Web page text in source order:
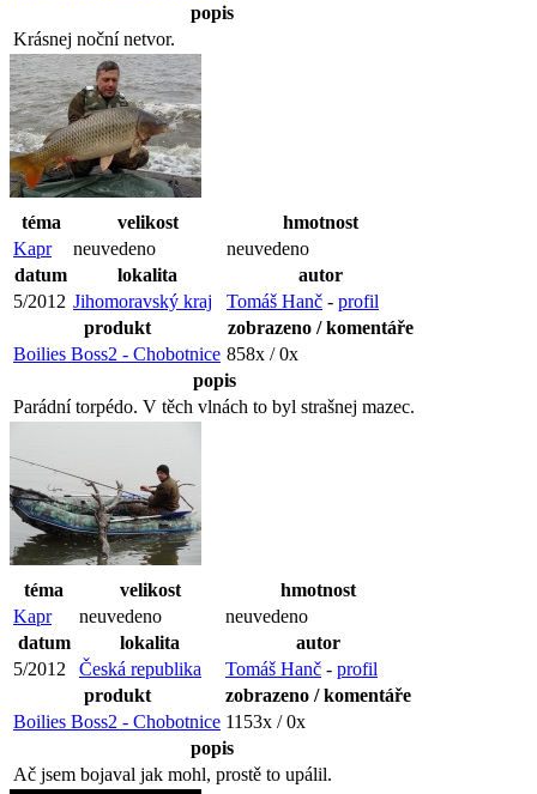
popis
Krásnej noční netvor.
téma velikost
hmotnost
Kapr
neuvedeno
neuvedeno
datum
lokalita
autor
5/2012 Jihomoravský kraj Tomáš Hanč - profil
produkt
zobrazeno / komentáře
Boilies Boss2 - Chobotnice 858x / 0x
popis
Parádní torpédo. V těch vlnách to byl strašnej mazec.
téma velikost
hmotnost
Kapr
neuvedeno
neuvedeno
datum
lokalita
autor
5/2012
Česká republika Tomáš Hanč - profil
produkt
zobrazeno / komentáře
Boilies Boss2 - Chobotnice 1153x / 0x
popis
Ač jsem bojaval jak mohl, prostě to upálil.